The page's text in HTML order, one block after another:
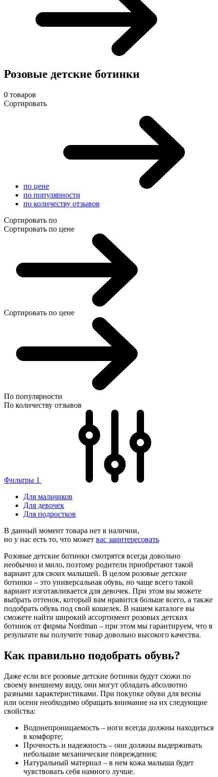
Розовые детские ботинки
0 товаров
Сортировать
по цене
по популярности
по количеству отзывов
Сортировать по
Сортировать по цене
Сортировать по цене
По популярности
По количеству отзывов
Фильтры 1
Для мальчиков
Для девочек
Для подростков
В данный момент товара нет в наличии,
но у нас есть то, что может вас заинтересовать
Розовые детские ботинки смотрятся всегда довольно
необычно и мило, поэтому родители приобретают такой
вариант для своих малышей. В целом розовые детские
ботинки – это универсальная обувь, но чаще всего такой
вариант изготавливается для девочек. При этом вы можете
выбрать оттенок, который вам нравится больше всего, а также
подобрать обувь под свой кошелек. В нашем каталоге вы
сможете найти широкий ассортимент розовых детских
ботинок от фирмы Nordman – при этом мы гарантируем, что в
результате вы получите товар довольно высокого качества.
Как правильно подобрать обувь?
Даже если все розовые детские ботинки будут схожи по
своему внешнему виду, они могут обладать абсолютно
разными характеристиками. При покупке обуви для весны
или осени необходимо обращать внимание на их следующие
свойства:
Водонепроницаемость – ноги всегда должны находиться
в комфорте;
Прочность и надежность – они должны выдерживать
небольшие механические повреждения;
Натуральный материал – в нем кожа малыша будет
чувствовать себя намного лучше.